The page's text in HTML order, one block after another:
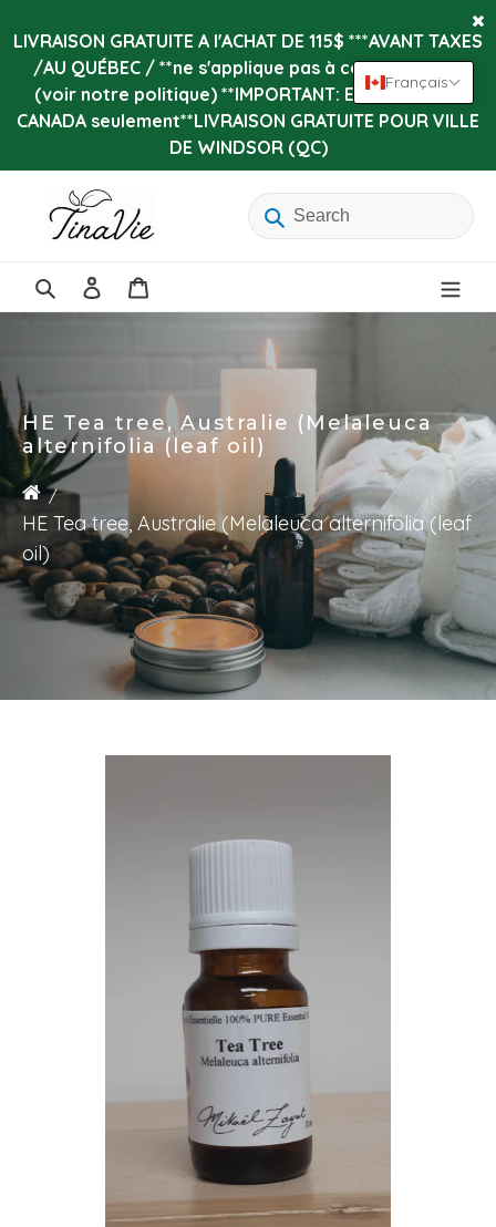
au
contenu
LIVRAISON GRATUITE A l'ACHAT DE 115$ ***AVANT TAXES
/AU QUÉBEC / **ne s'applique pas à certains items
(voir notre politique) **IMPORTANT: Expédition au
CANADA seulement**LIVRAISON GRATUITE POUR VILLE
DE WINDSOR (QC)
Rechercherconnecter
HE Tea tree, Australie (Melaleuca
alternifolia (leaf oil)
HE Tea tree, Australie (Melaleuca alternifolia (leaf
oil)
Français